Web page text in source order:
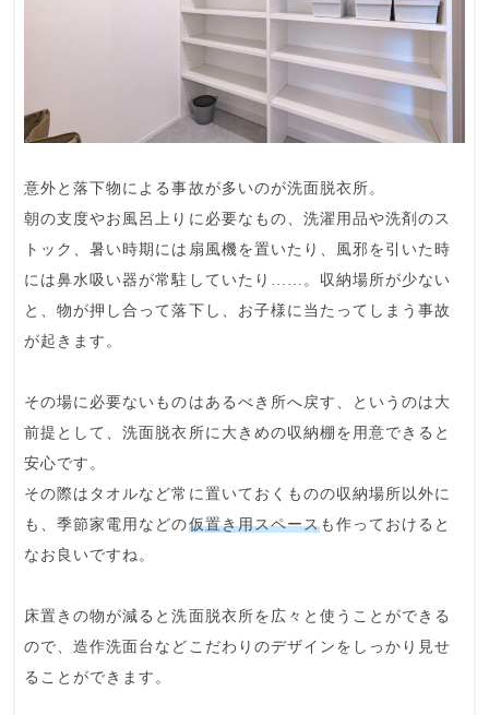
意外と落下物による事故が多いのが洗面脱衣所。
朝の支度やお風呂上りに必要なもの、洗濯用品や洗剤のス
トック、暑い時期には扇風機を置いたり、風邪を引いた時
には鼻水吸い器が常駐していたり……。 収納場所が少ない
と、物が押し合って落下し、お子様に当たってしまう事故
が起きます。
その場に必要ないものはあるべき所へ戻す、というのは大
前提として、洗面脱衣所に 大きめの収納棚 を用意できると
安心です。
その際はタオルなど常に置いておくものの収納場所以外に
も、季節家電用などの仮置き用スペースも作っておけると
なお良いですね。
床置きの物が減ると洗面脱衣所を広々と使うことができる
ので、造作洗面台などこだわりのデザインをしっかり見せ
ることができます。